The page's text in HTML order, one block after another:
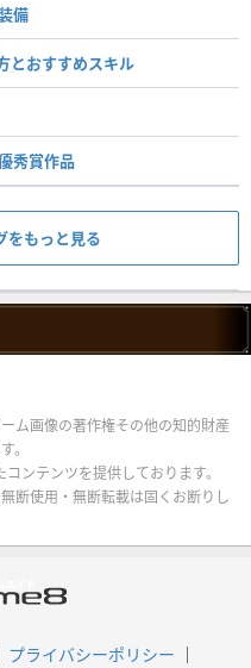
備
とおすすめスキル
秀賞作品
をもっと見る
ム画像の著作権その他の知的財産
。
ンテンツを提供しております。
断使用・無断転載は固くお断りし
プライバシーポリシー